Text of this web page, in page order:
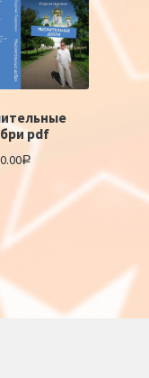
pdf
0.00Р